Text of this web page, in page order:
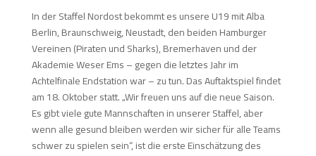
In der Staffel Nordost bekommt es unsere U19 mit Alba
Berlin, Braunschweig, Neustadt, den beiden Hamburger
Vereinen (Piraten und Sharks), Bremerhaven und der
Akademie Weser Ems – gegen die letztes Jahr im
Achtelfinale Endstation war – zu tun. Das Auftaktspiel findet
am 18. Oktober statt. „Wir freuen uns auf die neue Saison.
Es gibt viele gute Mannschaften in unserer Staffel, aber
wenn alle gesund bleiben werden wir sicher für alle Teams
schwer zu spielen sein“, ist die erste Einschätzung des